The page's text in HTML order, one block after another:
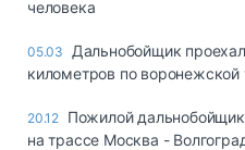
Топливо,
человека
05.03
Дальнобойщик
километров по воронежской
20.12 Пожилой
на трассе Москва -